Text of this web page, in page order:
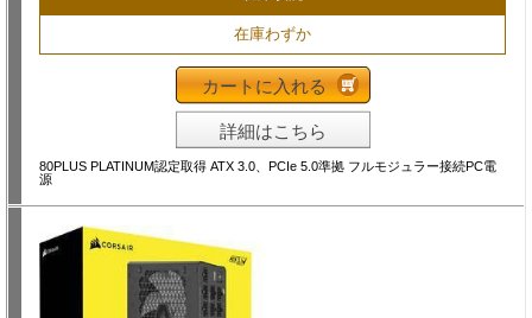
在庫わずか
カートに入れる
詳細はこちら
80PLUS PLATINUM認定取得 ATX 3.0、PCIe 5.0準拠 フルモジュラー接続PC電
源